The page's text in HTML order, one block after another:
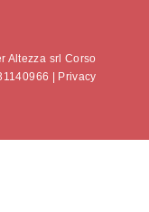
Altezza srl Corso
| Privacy